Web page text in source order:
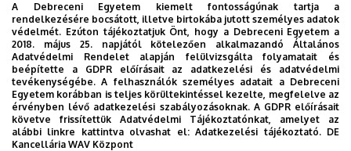
2026. augusztus 7.
Kossa György búcsúzó beszéde
GRÓF TISZA ISTVÁN DEBRECENI EGYETEMÉRT ALAPÍTVÁNY
INTÉZMÉNYI
A Debreceni Egyetem kiemelt fontosságúnak tartja a
rendelkezésére bocsátott, illetve birtokába jutott személyes adatok
védelmét. Ezúton tájékoztatjuk Önt, hogy a Debreceni Egyetem a
2018. május 25. napjától kötelezően alkalmazandó Általános
Adatvédelmi Rendelet alapján felülvizsgálta folyamatait és
beépítette a GDPR előírásait az adatkezelési és adatvédelmi
tevékenységébe. A felhasználók személyes adatait a Debreceni
Egyetem korábban is teljes körültekintéssel kezelte, megfelelve az
érvényben lévő adatkezelési szabályozásoknak. A GDPR előírásait
követve frissítettük Adatvédelmi Tájékoztatónkat, amelyet az
alábbi linkre kattintva olvashat el:Adatkezelési tájékoztató. DE
Kancellária WAV Központ